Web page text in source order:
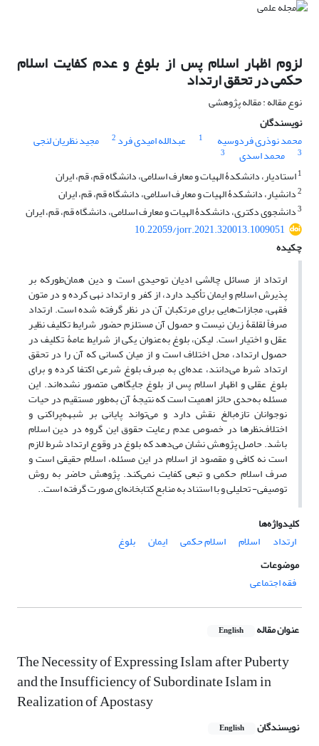
لزوم اظهار اسلام پس از بلوغ و عدم کفایت اسلام
حکمی در تحقق ارتداد
نوع مقاله : مقاله پژوهشی
نویسندگان
محمد نوذری فردوسیه
1 عبدالله امیدی فرد 2 مجید نظریان لنجی
3 محمد اسدی
3
1استادیار، دانشکدۀ الهیات و معارف اسلامی، دانشگاه قم، قم، ایران
2دانشیار، دانشکدۀ الهیات و معارف اسلامی، دانشگاه قم، قم، ایران
3دانشجوی دکتری، دانشکدۀ الهیات و معارف اسلامی، دانشگاه قم، قم، ایران
10.22059/jorr.2021.320013.1009051
چکیده
ارتداد از مسائل چالشی ادیان توحیدی است و دین همان‌طورکه بر
پذیرش اسلام و ایمان تأکید دارد، از کفر و ارتداد نهی کرده و در متون
فقهی، مجازات‌هایی برای مرتکبان آن در نظر گرفته شده است. ارتداد
صرفاً لقلقۀ زبان نیست و حصول آن مستلزم حضور شرایط تکلیف نظیر
عقل و اختیار است. لیکن، بلوغ به‌عنوان یکی از شرایط عامۀ تکلیف در
حصول ارتداد، محل اختلاف است و از میان کسانی که آن را در تحقق
ارتداد شرط می‌دانند، عده‌ای به صِرف بلوغ شرعی اکتفا کرده و برای
بلوغ عقلی و اظهار اسلام پس از بلوغ جایگاهی متصور نشده‌اند. این
مسئله به‌حدی حائز اهمیت است که نتیجۀ آن به‌طور مستقیم در حیات
نوجوانان تازه‌بالغ نقش دارد و می‌تواند پایانی بر شبهه‌پراکنی و
اختلاف‌نظرها در خصوص عدم رعایت حقوق این گروه در دین اسلام
باشد. حاصل پژوهش نشان می‌دهد که بلوغ در وقوع ارتداد شرط لازم
است نه کافی و مقصود از اسلام در این مسئله، اسلام حقیقی است و
صرف اسلام حکمی و تبعی کفایت نمی‌کند. پژوهش حاضر به روش
توصیفی- تحلیلی و با استناد به منابع کتابخانه‌ای صورت گرفته است..
کلیدواژه‌ها
ارتداد
اسلام اسلام حکمی ایمان
بلوغ
موضوعات
فقه اجتماعی
عنوان مقاله English
The Necessity of Expressing Islam after Puberty
and the Insufficiency of Subordinate Islam in
Realization of Apostasy
نویسندگان English